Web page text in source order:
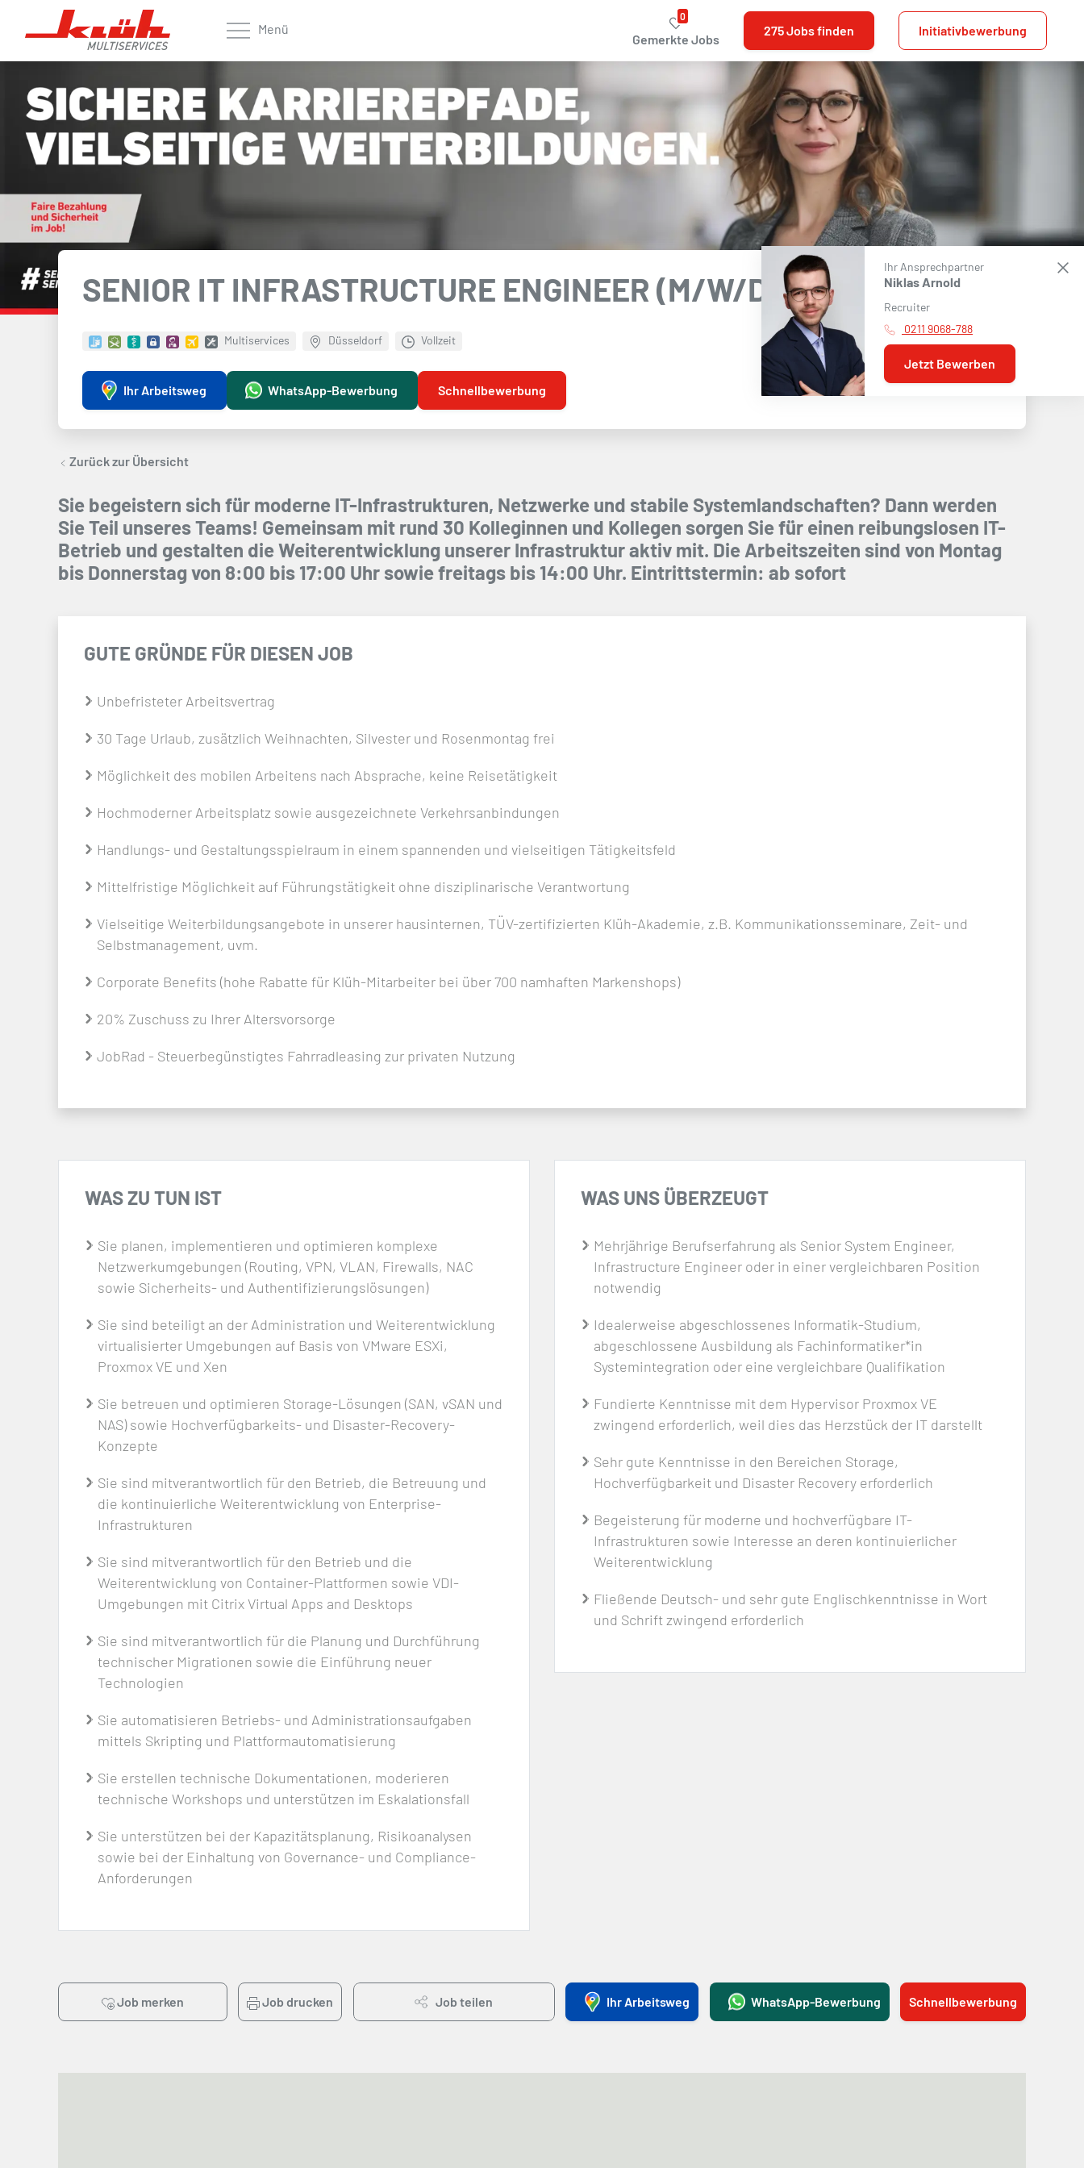
Zum Hauptinhalt springen
Menü
0
Gemerkte Jobs
275 Jobs finden Initiativbewerbung
SENIOR IT INFRASTRUCTURE ENGINEER (M/W/D)
Multiservices Düsseldorf Vollzeit
Ihr Arbeitsweg WhatsApp-Bewerbung Schnellbewerbung
Zurück zur Übersicht
Sie begeistern sich für moderne IT-Infrastrukturen, Netzwerke und stabile Systemlandschaften? Dann werden
Sie Teil unseres Teams! Gemeinsam mit rund 30 Kolleginnen und Kollegen sorgen Sie für einen reibungslosen IT-
Betrieb und gestalten die Weiterentwicklung unserer Infrastruktur aktiv mit. Die Arbeitszeiten sind von Montag
bis Donnerstag von 8:00 bis 17:00 Uhr sowie freitags bis 14:00 Uhr. Eintrittstermin: ab sofort
GUTE GRÜNDE FÜR DIESEN JOB
Unbefristeter Arbeitsvertrag
30 Tage Urlaub, zusätzlich Weihnachten, Silvester und Rosenmontag frei
Möglichkeit des mobilen Arbeitens nach Absprache, keine Reisetätigkeit
Hochmoderner Arbeitsplatz sowie ausgezeichnete Verkehrsanbindungen
Handlungs- und Gestaltungsspielraum in einem spannenden und vielseitigen Tätigkeitsfeld
Mittelfristige Möglichkeit auf Führungstätigkeit ohne disziplinarische Verantwortung
Vielseitige Weiterbildungsangebote in unserer hausinternen, TÜV-zertifizierten Klüh-Akademie, z.B. Kommunikationsseminare, Zeit- und
Selbstmanagement, uvm.
Corporate Benefits (hohe Rabatte für Klüh-Mitarbeiter bei über 700 namhaften Markenshops)
20% Zuschuss zu Ihrer Altersvorsorge
JobRad - Steuerbegünstigtes Fahrradleasing zur privaten Nutzung
WAS ZU TUN IST
Sie planen, implementieren und optimieren komplexe
Netzwerkumgebungen (Routing, VPN, VLAN, Firewalls, NAC
sowie Sicherheits- und Authentifizierungslösungen)
Sie sind beteiligt an der Administration und Weiterentwicklung
virtualisierter Umgebungen auf Basis von VMware ESXi,
Proxmox VE und Xen
Sie betreuen und optimieren Storage-Lösungen (SAN, vSAN und
NAS) sowie Hochverfügbarkeits- und Disaster-Recovery-
Konzepte
Sie sind mitverantwortlich für den Betrieb, die Betreuung und
die kontinuierliche Weiterentwicklung von Enterprise-
Infrastrukturen
Sie sind mitverantwortlich für den Betrieb und die
Weiterentwicklung von Container-Plattformen sowie VDI-
Umgebungen mit Citrix Virtual Apps and Desktops
Sie sind mitverantwortlich für die Planung und Durchführung
technischer Migrationen sowie die Einführung neuer
Technologien
Sie automatisieren Betriebs- und Administrationsaufgaben
mittels Skripting und Plattformautomatisierung
Sie erstellen technische Dokumentationen, moderieren
technische Workshops und unterstützen im Eskalationsfall
Sie unterstützen bei der Kapazitätsplanung, Risikoanalysen
sowie bei der Einhaltung von Governance- und Compliance-
Anforderungen
WAS UNS ÜBERZEUGT
Mehrjährige Berufserfahrung als Senior System Engineer,
Infrastructure Engineer oder in einer vergleichbaren Position
notwendig
Idealerweise abgeschlossenes Informatik-Studium,
abgeschlossene Ausbildung als Fachinformatiker*in
Systemintegration oder eine vergleichbare Qualifikation
Fundierte Kenntnisse mit dem Hypervisor Proxmox VE
zwingend erforderlich, weil dies das Herzstück der IT darstellt
Sehr gute Kenntnisse in den Bereichen Storage,
Hochverfügbarkeit und Disaster Recovery erforderlich
Begeisterung für moderne und hochverfügbare IT-
Infrastrukturen sowie Interesse an deren kontinuierlicher
Weiterentwicklung
Fließende Deutsch- und sehr gute Englischkenntnisse in Wort
und Schrift zwingend erforderlich
Job merken Job drucken Job teilen Ihr Arbeitsweg WhatsApp-Bewerbung Schnellbewerbung
Ihr Ansprechpartner
Niklas Arnold
Recruiter
0211 9068-788
Jetzt Bewerben